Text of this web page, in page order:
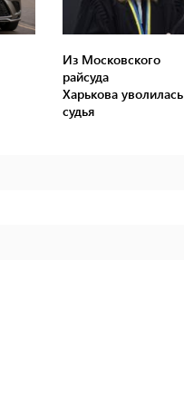
Из Московского
райсуда
Харькова уволилась
судья